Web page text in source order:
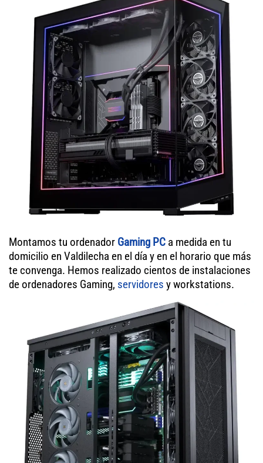
Montamos tu ordenador Gaming PC a medida en tu
domicilio en Valdilecha en el día y en el horario que más
te convenga. Hemos realizado cientos de instalaciones
de ordenadores Gaming, servidores y workstations.